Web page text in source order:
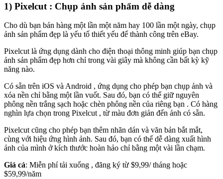
1) Pixelcut : Chụp ảnh sản phẩm dễ dàng
Cho dù bạn bán hàng một lần một năm hay 100 lần một ngày, chụp
ảnh sản phẩm đẹp là yếu tố thiết yếu để thành công trên eBay.
Pixelcut là ứng dụng dành cho điện thoại thông minh giúp bạn chụp
ảnh sản phẩm đẹp hơn chỉ trong vài giây mà không cần bất kỳ kỹ
năng nào.
Có sẵn trên iOS và Android , ứng dụng cho phép bạn chụp ảnh và
xóa nền chỉ bằng một lần vuốt. Sau đó, bạn có thể giữ nguyên
phông nền trắng sạch hoặc chèn phông nền của riêng bạn . Có hàng
nghìn lựa chọn trong Pixelcut , từ màu đơn giản đến ảnh có sẵn.
Pixelcut cũng cho phép bạn thêm nhãn dán và văn bản bắt mắt,
cùng với hiệu ứng hình ảnh. Sau đó, bạn có thể dễ dàng xuất hình
ảnh của mình ở kích thước hoàn hảo chỉ bằng một vài lần chạm.
Giá cả: Miễn phí tải xuống , đăng ký từ $9,99/ tháng hoặc
$59,99/năm